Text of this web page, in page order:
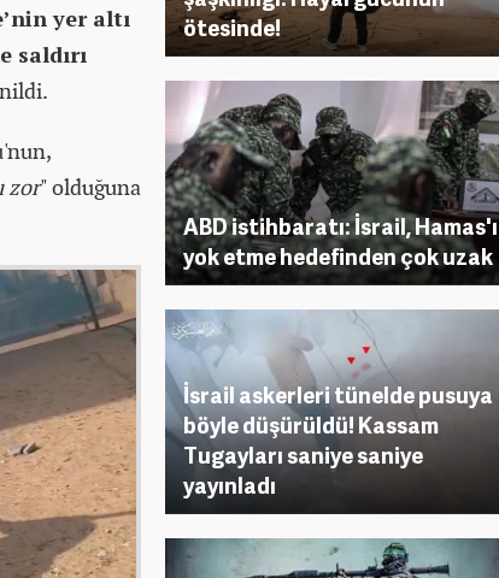
yer altı
saldırı
zor" olduğuna
ötesinde!
ABD istihbaratı: İsrail, Hamas'ı
yok etme hedefinden çok uzak
İsrail askerleri tünelde pusuya
böyle düşürüldü! Kassam
Tugayları saniye saniye
yayınladı